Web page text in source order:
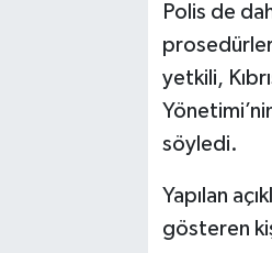
Polis de
yetkili,
söyledi.
Yapılan
gösteren